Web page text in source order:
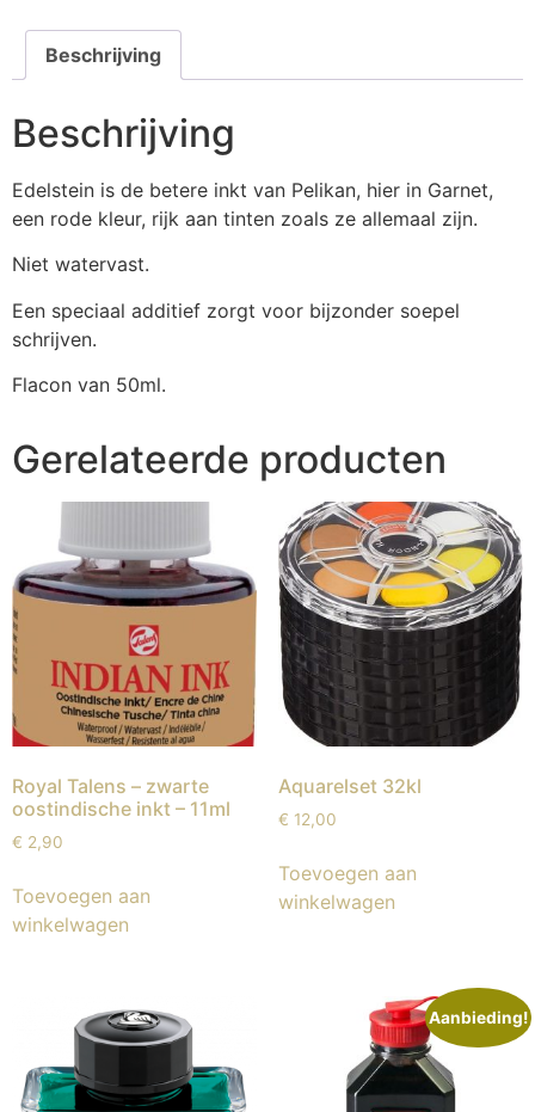
Beschrijving
Beschrijving
Edelstein is de betere inkt van Pelikan, hier in Garnet,
een rode kleur, rijk aan tinten zoals ze allemaal zijn.
Niet watervast.
Een speciaal additief zorgt voor bijzonder soepel
schrijven.
Flacon van 50ml.
Gerelateerde producten
Royal Talens – zwarte
oostindische inkt – 11ml
€ 2,90
Toevoegen aan
winkelwagen
Aquarelset 32kl
€ 12,00
Toevoegen aan
winkelwagen
Aanbieding!